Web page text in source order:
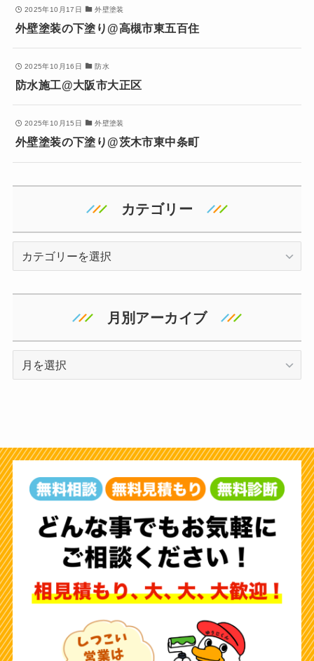
2025年10月17日 外壁塗装
外壁塗装の下塗り@高槻市東五百住
2025年10月16日 防水
防水施工@大阪市大正区
2025年10月15日 外壁塗装
外壁塗装の下塗り@茨木市東中条町
カテゴリー
月別アーカイブ